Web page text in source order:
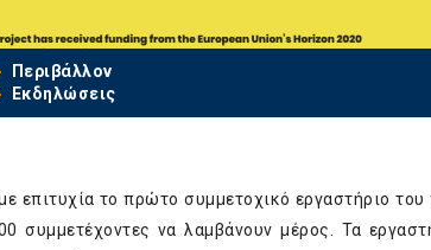
Περιβάλλον
Εκδηλώσεις
επιτυχία το πρώτο συμμετοχικό εργαστήριο
συμμετέχοντες να λαμβάνουν μέρος. Τα